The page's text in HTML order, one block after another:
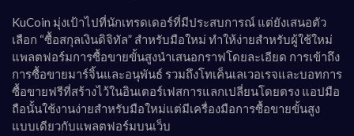
KuCoin มุ่งเป้าไปที่นักเทรดเดอร์ที่มีประสบการณ์ แต่ยังเสนอตัว
เลือก “ซื้อสกุลเงินดิจิทัล” สำหรับมือใหม่ ทำให้ง่ายสำหรับผู้ใช้ใหม่
แพลตฟอร์มการซื้อขายขั้นสูงนำเสนอกราฟโดยละเอียด การเข้าถึง
การซื้อขายมาร์จิ้นและอนุพันธ์ รวมถึงโทเค็นเลเวอเรจและบอทการ
ซื้อขายฟรีที่สร้างไว้ในอินเตอร์เฟสการแลกเปลี่ยนโดยตรง แอปมือ
ถือนั้นใช้งานง่ายสำหรับมือใหม่แต่มีเครื่องมือการซื้อขายขั้นสูง
แบบเดียวกับแพลตฟอร์มบนเว็บ